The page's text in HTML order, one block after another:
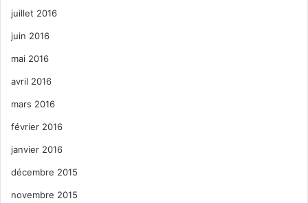
juillet 2016
juin 2016
mai 2016
avril 2016
mars 2016
février 2016
janvier 2016
décembre 2015
novembre 2015